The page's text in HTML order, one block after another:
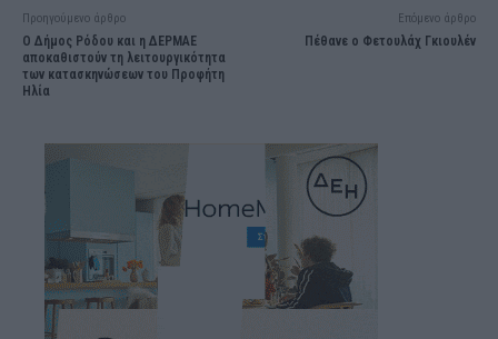
Προηγούμενο άρθρο
Ο Δήμος Ρόδου και η ΔΕΡΜΑΕ
αποκαθιστούν τη λειτουργικότητα
των κατασκηνώσεων του Προφήτη
Ηλία
Επόμενο άρθρο
Πέθανε ο Φετουλάχ Γκιουλέν